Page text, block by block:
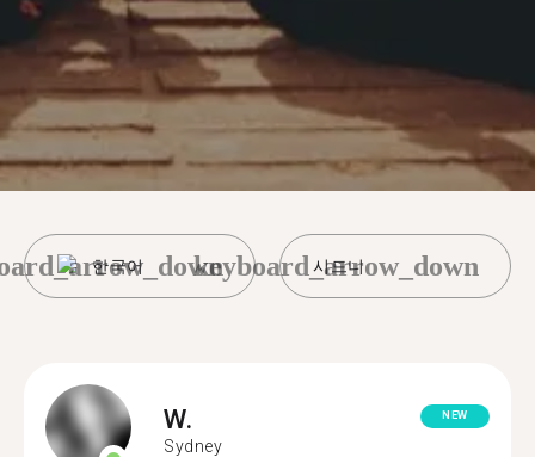
한국어 시드니
keyboard_arrow_down
W.
Sydney
NEW